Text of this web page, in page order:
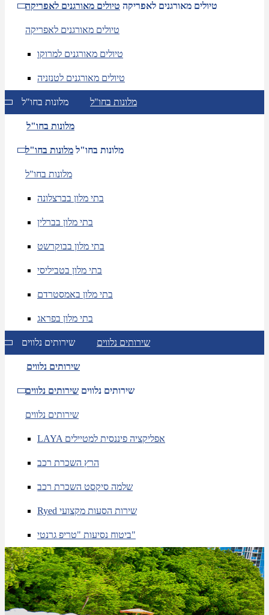
טיולים מאורגנים לאפריקה טיולים מאורגנים לאפריקה
טיולים מאורגנים לאפריקה
טיולים מאורגנים למרוקו
טיולים מאורגנים לטנזניה
מלונות בחו"ל מלונות בחו"ל
מלונות בחו"ל
מלונות בחו"ל מלונות בחו"ל
מלונות בחו"ל
בתי מלון בברצלונה
בתי מלון בברלין
בתי מלון בבוקרשט
בתי מלון בטביליסי
בתי מלון באמסטרדם
בתי מלון בפראג
שירותים נלווים שירותים נלווים
שירותים נלווים
שירותים נלווים שירותים נלווים
שירותים נלווים
LAYA אפליקציה פיננסית למטיילים
הרץ השכרת רכב
שלמה סיקסט השכרת רכב
Ryed שירות הסעות מקצועי
ביטוח נסיעות "טריפ גרנטי"